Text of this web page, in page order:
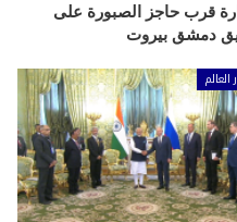
قرب حاجز الصبورة على
دمشق بيروت
العالم